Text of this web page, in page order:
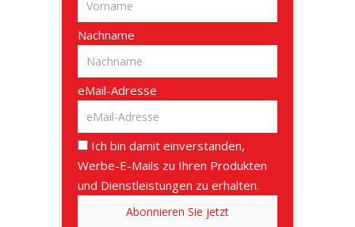
Nachname
eMail-Adresse
Ich bin damit einverstanden,
Werbe-E-Mails zu Ihren Produkten
und Dienstleistungen zu erhalten.